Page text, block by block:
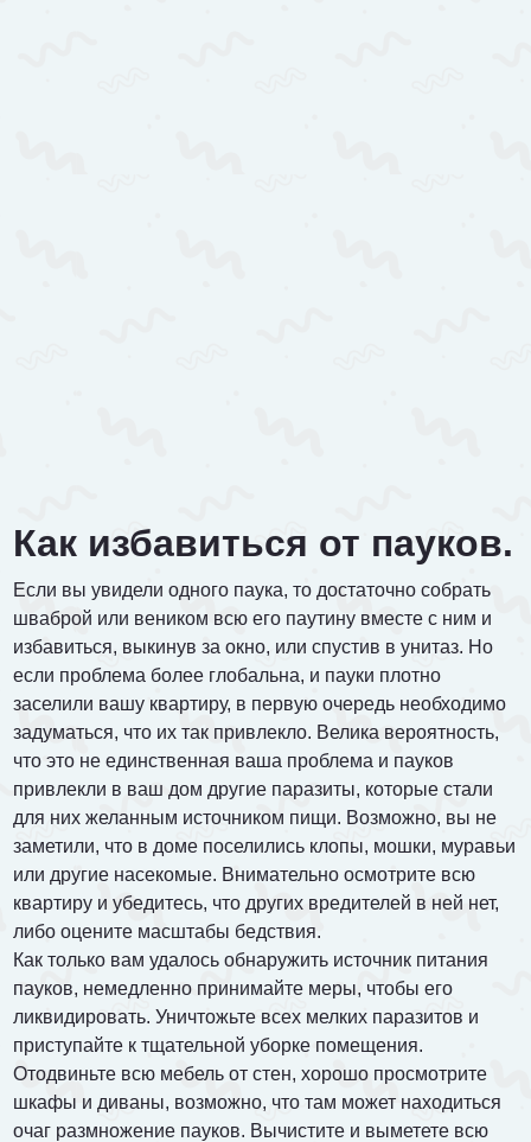
Как избавиться от пауков.
Если вы увидели одного паука, то достаточно собрать
шваброй или веником всю его паутину вместе с ним и
избавиться, выкинув за окно, или спустив в унитаз. Но
если проблема более глобальна, и пауки плотно
заселили вашу квартиру, в первую очередь необходимо
задуматься, что их так привлекло. Велика вероятность,
что это не единственная ваша проблема и пауков
привлекли в ваш дом другие паразиты, которые стали
для них желанным источником пищи. Возможно, вы не
заметили, что в доме поселились клопы, мошки, муравьи
или другие насекомые. Внимательно осмотрите всю
квартиру и убедитесь, что других вредителей в ней нет,
либо оцените масштабы бедствия.
Как только вам удалось обнаружить источник питания
пауков, немедленно принимайте меры, чтобы его
ликвидировать. Уничтожьте всех мелких паразитов и
приступайте к тщательной уборке помещения.
Отодвиньте всю мебель от стен, хорошо просмотрите
шкафы и диваны, возможно, что там может находиться
очаг размножение пауков. Вычистите и выметете всю